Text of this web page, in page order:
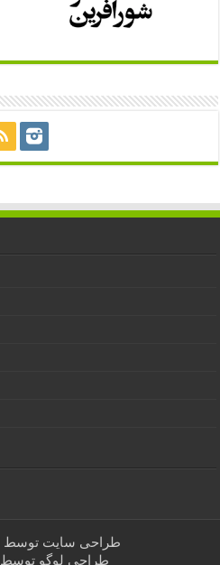
طراحی سایت توسط
طراحی لوگو توسط